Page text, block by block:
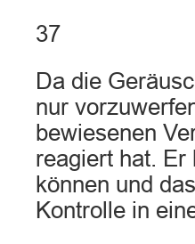
37
Da die
nur
bewiesenen
reagiert hat. Er
können und
Kontrolle in